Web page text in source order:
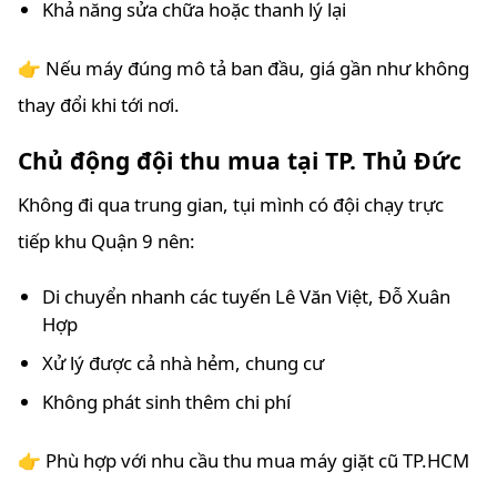
Khả năng sửa chữa hoặc thanh lý lại
👉 Nếu máy đúng mô tả ban đầu, giá gần như không
thay đổi khi tới nơi.
Chủ động đội thu mua tại TP. Thủ Đức
Không đi qua trung gian, tụi mình có đội chạy trực
tiếp khu Quận 9 nên:
Di chuyển nhanh các tuyến Lê Văn Việt, Đỗ Xuân
Hợp
Xử lý được cả nhà hẻm, chung cư
Không phát sinh thêm chi phí
👉 Phù hợp với nhu cầu thu mua máy giặt cũ TP.HCM